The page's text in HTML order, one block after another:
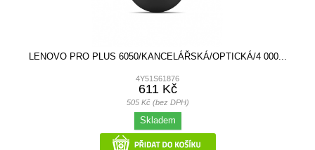
LENOVO PRO PLUS 6050/KANCELÁŘSKÁ/OPTICKÁ/4 000...
4Y51S61876
611 Kč
505 Kč (bez DPH)
Skladem